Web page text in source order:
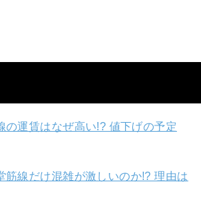
の運賃はなぜ高い!? 値下げの予定
筋線だけ混雑が激しいのか!? 理由は